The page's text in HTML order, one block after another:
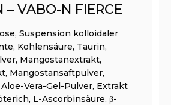
– VABO-N FIERCE
Suspension kolloidaler
Kohlensäure, Taurin,
Mangostanextrakt,
Mangostansaftpulver,
Vera-Gel-Pulver, Extrakt
L-Ascorbinsäure, β-